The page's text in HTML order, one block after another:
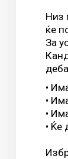
Низ
ќе
За
•
•
•
• Ќе